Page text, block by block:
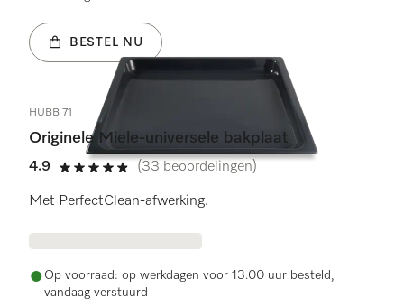
BESTEL NU
HUBB 71
Originele Miele-universele bakplaat
4.9
4.9 sterren op 5
(33 beoordelingen)
Met PerfectClean-afwerking.
Op voorraad: op werkdagen voor 13.00 uur besteld,
vandaag verstuurd